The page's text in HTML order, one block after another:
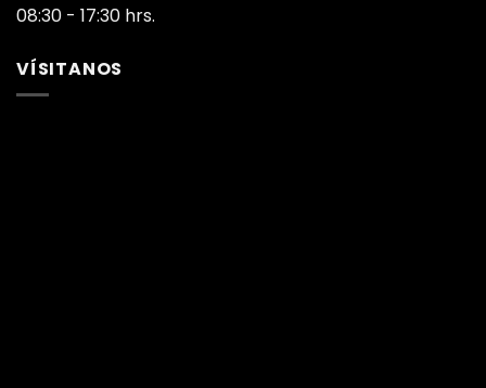
08:30 - 17:30 hrs.
VÍSITANOS